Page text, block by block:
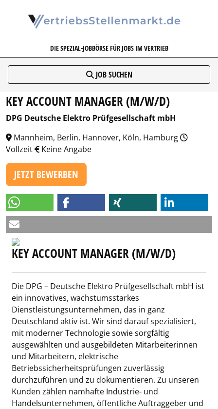
DIE SPEZIAL-JOBBÖRSE FÜR JOBS IM VERTRIEB
JOB SUCHEN
KEY ACCOUNT MANAGER (M/W/D)
DPG Deutsche Elektro Prüfgesellschaft mbH
Mannheim, Berlin, Hannover, Köln, Hamburg
Vollzeit
Keine Angabe
JETZT BEWERBEN
KEY ACCOUNT MANAGER (M/W/D)
Die DPG – Deutsche Elektro Prüfgesellschaft mbH ist
ein innovatives, wachstumsstarkes
Dienstleistungsunternehmen, das in ganz
Deutschland aktiv ist. Wir sind darauf spezialisiert,
mit moderner Technologie sowie sorgfältig
ausgewählten und ausgebildeten Mitarbeiterinnen
und Mitarbeitern, elektrische
Betriebssicherheitsprüfungen zuverlässig
durchzuführen und zu dokumentieren. Zu unseren
Kunden zählen namhafte Industrie- und
Handelsunternehmen, öffentliche Auftraggeber und